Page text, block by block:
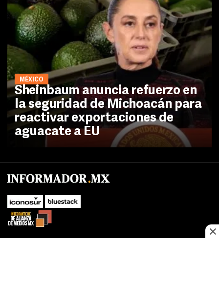
MÉXICO
Sheinbaum anuncia refuerzo en
la seguridad de Michoacán para
reactivar exportaciones de
aguacate a EU